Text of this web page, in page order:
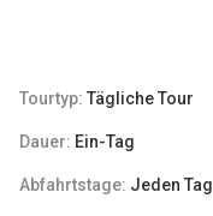
Tourtyp: Tägliche Tour
Dauer: Ein-Tag
Abfahrtstage: Jeden Tag